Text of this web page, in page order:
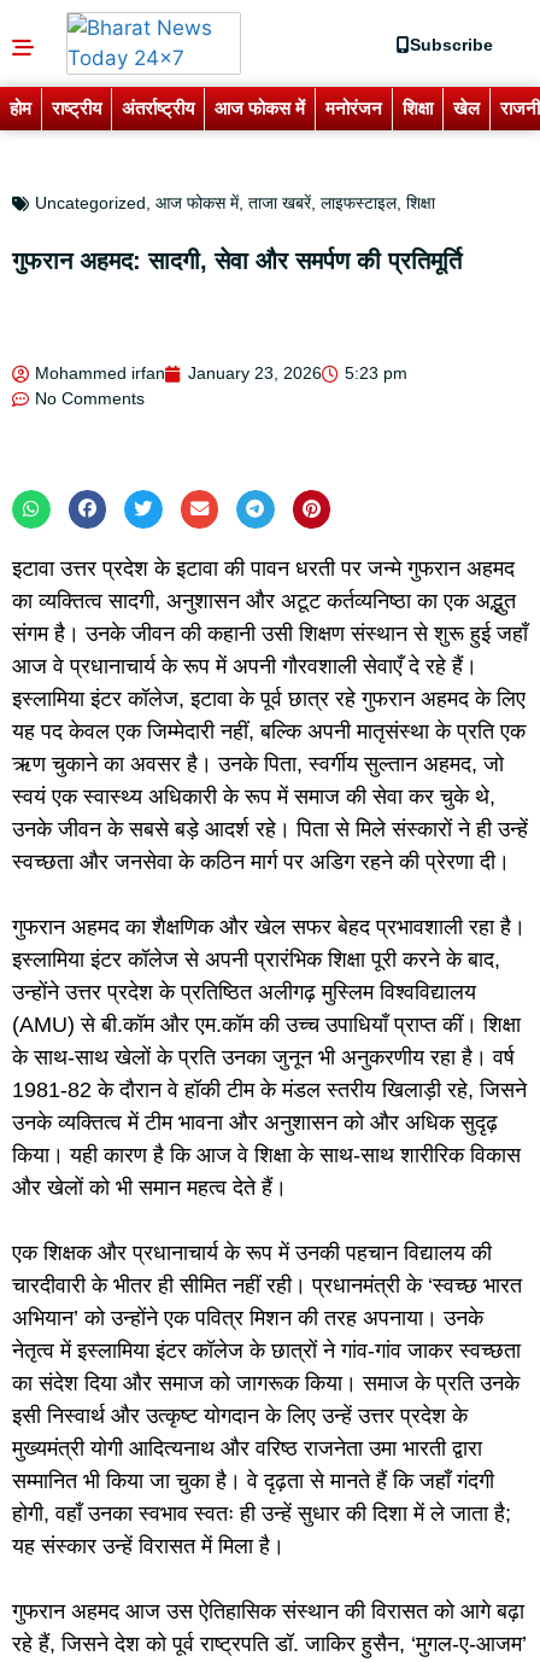
Subscribe
होम राष्ट्रीय अंतर्राष्ट्रीय आज फोकस में मनोरंजन शिक्षा खेल
Uncategorized आज फोकस में, ताजा खबरें, लाइफस्टाइल, शिक्षा
गुफरान अहमद: सादगी, सेवा और समर्पण की प्रतिमूर्ति
Mohammed irfan January 23, 2026
5:23 pm
No Comments
इटावा ​उत्तर प्रदेश के इटावा की पावन धरती पर जन्मे गुफरान अहमद
का व्यक्तित्व सादगी, अनुशासन और अटूट कर्तव्यनिष्ठा का एक अद्भुत
संगम है। उनके जीवन की कहानी उसी शिक्षण संस्थान से शुरू हुई जहाँ
आज वे प्रधानाचार्य के रूप में अपनी गौरवशाली सेवाएँ दे रहे हैं।
इस्लामिया इंटर कॉलेज, इटावा के पूर्व छात्र रहे गुफरान अहमद के लिए
यह पद केवल एक जिम्मेदारी नहीं, बल्कि अपनी मातृसंस्था के प्रति एक
ऋण चुकाने का अवसर है। उनके पिता, स्वर्गीय सुल्तान अहमद, जो
स्वयं एक स्वास्थ्य अधिकारी के रूप में समाज की सेवा कर चुके थे,
उनके जीवन के सबसे बड़े आदर्श रहे। पिता से मिले संस्कारों ने ही उन्हें
स्वच्छता और जनसेवा के कठिन मार्ग पर अडिग रहने की प्रेरणा दी।
​गुफरान अहमद का शैक्षणिक और खेल सफर बेहद प्रभावशाली रहा है।
इस्लामिया इंटर कॉलेज से अपनी प्रारंभिक शिक्षा पूरी करने के बाद,
उन्होंने उत्तर प्रदेश के प्रतिष्ठित अलीगढ़ मुस्लिम विश्वविद्यालय
(AMU) से बी.कॉम और एम.कॉम की उच्च उपाधियाँ प्राप्त कीं। शिक्षा
के साथ-साथ खेलों के प्रति उनका जुनून भी अनुकरणीय रहा है। वर्ष
1981-82 के दौरान वे हॉकी टीम के मंडल स्तरीय खिलाड़ी रहे, जिसने
उनके व्यक्तित्व में टीम भावना और अनुशासन को और अधिक सुदृढ़
किया। यही कारण है कि आज वे शिक्षा के साथ-साथ शारीरिक विकास
और खेलों को भी समान महत्व देते हैं।
​एक शिक्षक और प्रधानाचार्य के रूप में उनकी पहचान विद्यालय की
चारदीवारी के भीतर ही सीमित नहीं रही। प्रधानमंत्री के ‘स्वच्छ भारत
अभियान’ को उन्होंने एक पवित्र मिशन की तरह अपनाया। उनके
नेतृत्व में इस्लामिया इंटर कॉलेज के छात्रों ने गांव-गांव जाकर स्वच्छता
का संदेश दिया और समाज को जागरूक किया। समाज के प्रति उनके
इसी निस्वार्थ और उत्कृष्ट योगदान के लिए उन्हें उत्तर प्रदेश के
मुख्यमंत्री योगी आदित्यनाथ और वरिष्ठ राजनेता उमा भारती द्वारा
सम्मानित भी किया जा चुका है। वे दृढ़ता से मानते हैं कि जहाँ गंदगी
होगी, वहाँ उनका स्वभाव स्वतः ही उन्हें सुधार की दिशा में ले जाता है;
यह संस्कार उन्हें विरासत में मिला है।
​गुफरान अहमद आज उस ऐतिहासिक संस्थान की विरासत को आगे बढ़ा
रहे हैं, जिसने देश को पूर्व राष्ट्रपति डॉ. जाकिर हुसैन, ‘मुगल-ए-आजम’